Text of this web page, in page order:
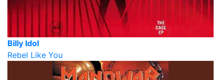
Billy Idol
Rebel Like You